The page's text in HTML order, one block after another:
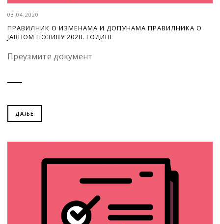
03.04.2020
ПРАВИЛНИК О ИЗМЕНАМА И ДОПУНАМА ПРАВИЛНИКА О
ЈАВНОМ ПОЗИВУ 2020. ГОДИНЕ
Преузмите документ
ДАЉЕ